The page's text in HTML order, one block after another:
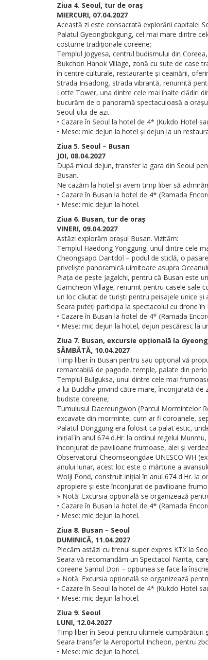
Ziua 4. Seoul, tur de oraș
MIERCURI, 07.04.2027
Această zi este consacrată explorării capitalei
Palatul Gyeongbokgung, cel mai mare dintre
costume tradiționale coreene;
Templul Jogyesa, centrul budismului din
Bukchon Hanok Village, zonă cu sute de case
în centre culturale, restaurante și ceainării,
Strada Insadong, strada vibrantă, renumită
Lotte Tower, una dintre cele mai înalte clădiri
bucurăm de o panoramă spectaculoasă a
Seoul-ului de azi.
• Cazare în Seoul la hotel de 4* (Kukdo Hotel
• Mese: mic dejun la hotel și dejun la un
Ziua 5. Seoul – Busan
JOI, 08.04.2027
După micul dejun, transfer la gara din Seoul
Busan.
Ne cazăm la hotel și avem timp liber să
• Cazare în Busan la hotel de 4* (Ramada
• Mese: mic dejun la hotel.
Ziua 6. Busan, tur de oraș
VINERI, 09.04.2027
Astăzi explorăm orașul Busan. Vizităm:
Templul Haedong Yonggung, unul dintre cele
Cheongsapo Daritdol – podul de sticlă, o
priveliște panoramică uimitoare asupra
Piața de pește Jagalchi, pentru că Busan este
Gamcheon Village, renumit pentru casele sale
un loc căutat de turiști pentru peisajele unice și
Seara puteți participa la spectacolul cu drone
• Cazare în Busan la hotel de 4* (Ramada
• Mese: mic dejun la hotel, dejun pescăresc la
Ziua 7. Busan, excursie opțională la
SÂMBĂTĂ, 10.04.2027
Timp liber în Busan pentru sau opțional vă
remarcabilă de pagode, temple, palate din
Templul Bulguksa, unul dintre cele mai
a lui Buddha privind către mare, înconjurată de
budiste coreene;
Tumulusul Daereungwon (Parcul Mormintelor
excavate din morminte, cum ar fi coroanele,
Palatul Donggung era folosit ca palat estic,
inițial în anul 674 d.Hr. la ordinul regelui
înconjurat de pavilioane frumoase, alei și
Observatorul Cheomseongdae UNESCO WH
anului lunar, acest loc este o mărturie a
Wolji Pond, construit inițial în anul 674 d.Hr. la
apropiere și este înconjurat de pavilioane
» Notă: Excursia opțională se organizează
• Cazare în Busan la hotel de 4* (Ramada
• Mese: mic dejun la hotel.
Ziua 8. Busan – Seoul
DUMINICĂ, 11.04.2027
Plecăm astăzi cu trenul super expres KTX la
Seara vă recomandăm un Spectacol Nanta,
coreene Samul Dori – opțiunea se face la
» Notă: Excursia opțională se organizează
• Cazare în Seoul la hotel de 4* (Kukdo Hotel
• Mese: mic dejun la hotel.
Ziua 9. Seoul
LUNI, 12.04.2027
Timp liber în Seoul pentru ultimele cumpărături
Seara transfer la Aeroportul Incheon, pentru
• Mese: mic dejun la hotel.